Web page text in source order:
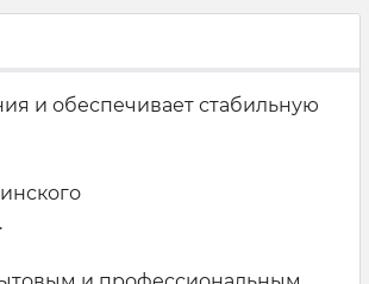
и обеспечивает стабильную